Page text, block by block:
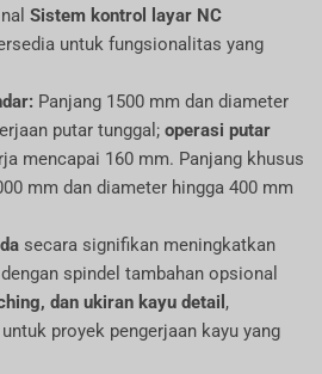
Sistem kontrol layar NC
untuk fungsionalitas yang
Panjang 1500 mm dan diameter
putar tunggal; operasi putar
mencapai 160 mm. Panjang khusus
mm dan diameter hingga 400 mm
secara signifikan meningkatkan
spindel tambahan opsional
dan ukiran kayu detail ,
proyek pengerjaan kayu yang